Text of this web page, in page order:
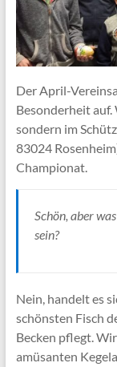
Der April-
Besonderheit
sondern im
83024
Championat.
Schön, aber
sein?
Nein, handelt es
schönsten Fisch
Becken pflegt.
amüsanten